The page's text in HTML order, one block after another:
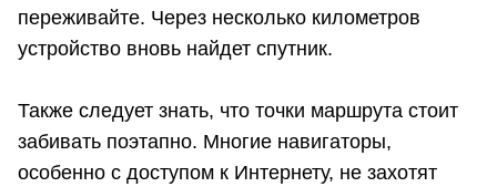
переживайте. Через несколько километров
устройство вновь найдет спутник.
Также следует знать, что точки маршрута стоит
забивать поэтапно. Многие навигаторы,
особенно с доступом к Интернету, не захотят